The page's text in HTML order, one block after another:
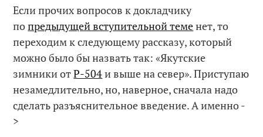
Если прочих вопросов к докладчику
попредыдущей вступительной теменет, то
переходим к следующему рассказу, который
можно было бы назвать так: «Якутские
зимники отР-504и выше на север». Приступаю
незамедлительно, но, наверное, сначала надо
сделать разъяснительное введение. А именно -
>